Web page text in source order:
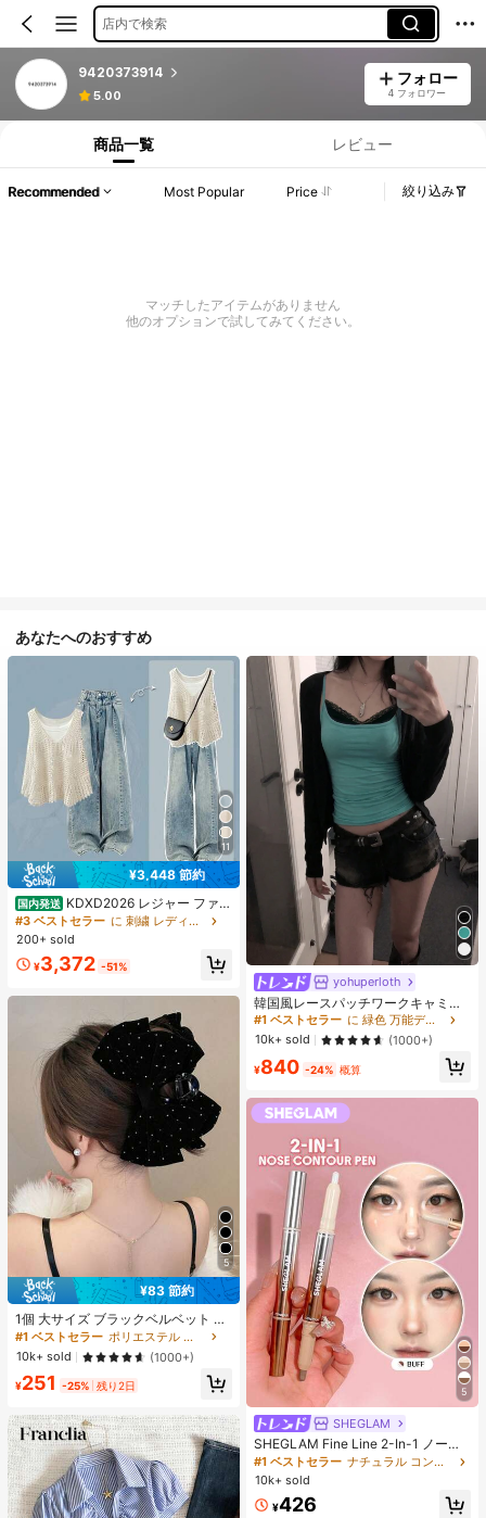
店内で検索
9420373914
5.00
フォロー
4 フォロワー
商品一覧 レビュー
Recommended Most Popular Price 絞り込み
マッチしたアイテムがありません
他のオプションで試してみてください。
あなたへのおすすめ
11
¥3,448 節約
国内発送 KDXD2026 レジャー ファッ
ション ロングサイズ 夏服 女性 ワイ
ルドスタイル ボア付きトップス ワイ
ルドスタイル ロングスカート 3点セ
ット UVカット 軽量 通気性 袖付き
ヒップカバー効果 通気性抜群 サイズ
豊富
#3 ベストセラー
に 刺繍 レディースコーデ
200+ sold
¥3,372 -51%
5
¥83 節約
1個 大サイズ ブラックベルベット リ
ボン ヘアクリップ クリスタルライン
ストーン装飾付き、エレガントな二
重レイヤー フロック加工リボン レデ
ィース用
#1 ベストセラー
ポリエステル 髪の爪
売り切れ間近！
#1 ベストセラー
ポリエステル 髪の爪
売り切れ間近！
#1 ベストセラー
ポリエステル 髪の爪
売り切れ間近！
#1 ベストセラー
売り切れ間近！
10k+ sold (1000+)
¥251 -25% 残り2日
yohuperloth
韓国風レースパッチワークキャミソ
ールタンクトップ、Y2Kエステティ
ック、ストリートウェアカジュアル
サマー
#1 ベストセラー
売り切れ間近！
#1 ベストセラー
に 緑色 万能デイリートップス
売り切れ間近！
#1 ベストセラー
に 緑色 万能デイリートップス
売り切れ間近！
#1 ベストセラー
売り切れ間近！
10k+ sold (1000+)
¥840 -24% 概算
5
SHEGLAM
SHEGLAM Fine Line 2-In-1 ノーズ
コンター&ハイライトペン-Buff ノー
ズシャドウ シェーディング 女性と女
の子のためのブランドビューティー
コスメメイクアップ
#1 ベストセラー
ナチュラル コントゥア＆ブロンザー
10k+ sold
¥426